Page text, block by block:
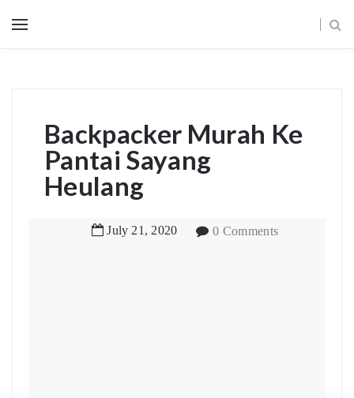
Backpacker Murah Ke
Pantai Sayang
Heulang
July 21 , 2020 0 Comments